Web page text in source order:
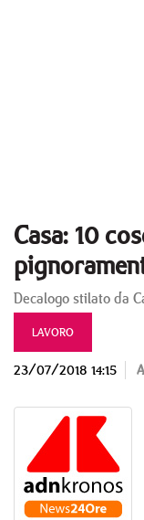
Casa: 10
Decalogo stilato da
LAVORO
23/07/2018 14:15